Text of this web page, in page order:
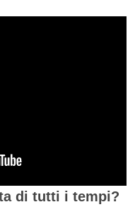
di tutti i tempi?